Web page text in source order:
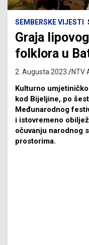
SEMBERSKE VIJESTI
Graja
folklora u
2. Augusta 2023. NTV
Kulturno
kod Bijeljine, po
Međunarodnog
i istovremeno
očuvanju narodnog
prostorima.